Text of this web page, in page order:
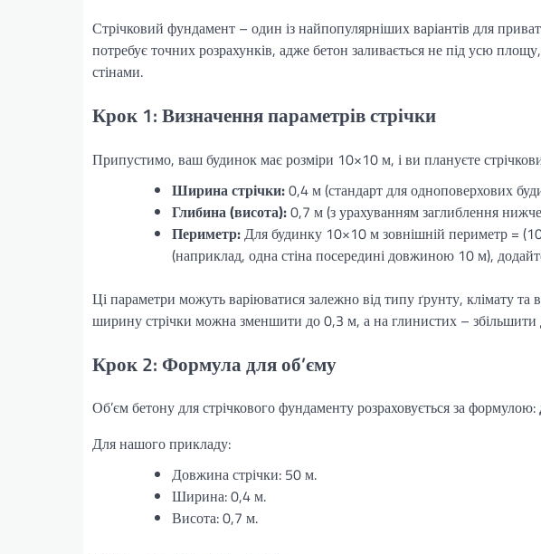
Стрічковий фундамент – один із найпопулярніших варіантів для
потребує точних розрахунків, адже бетон заливається не під усю
стінами.
Крок 1: Визначення параметрів стрічки
Припустимо, ваш будинок має розміри 10×10 м, і ви плануєте
Ширина стрічки:0,4 м (стандарт для одноповерхових
Глибина (висота):0,7 м (з урахуванням заглиблення
Периметр:Для будинку 10×10 м зовнішній периметр =
(наприклад, одна стіна посередині довжиною 10 м),
Ці параметри можуть варіюватися залежно від типу ґрунту, клімату
ширину стрічки можна зменшити до 0,3 м, а на глинистих –
Крок 2: Формула для об’єму
Об’єм бетону для стрічкового фундаменту розраховується за формулою:
Для нашого прикладу:
Довжина стрічки: 50 м.
Ширина: 0,4 м.
Висота: 0,7 м.